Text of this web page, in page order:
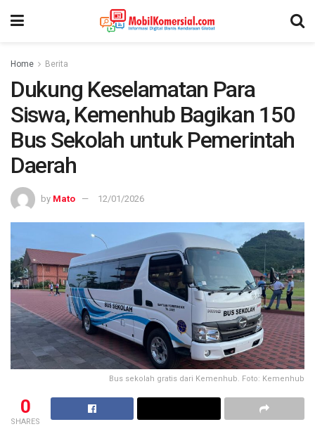
Home Berita
Dukung Keselamatan Para
Siswa, Kemenhub Bagikan 150
Bus Sekolah untuk Pemerintah
Daerah
by Mato 12/01/2026
Bus sekolah gratis dari Kemenhub. Foto: Kemenhub
0
SHARES